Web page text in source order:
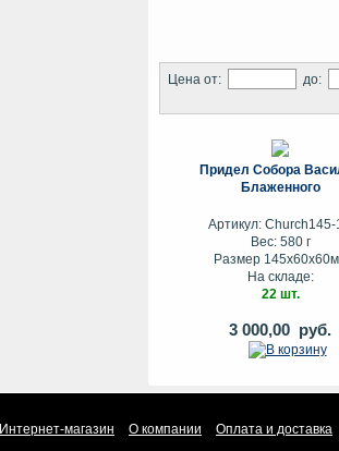
Цена от: до:
Придел Собора
Блаженного
Артикул: Church145-
Вес: 580 г
Размер
На складе:
22 шт.
3 000,00 руб.
Интернет-магазин О компании Оплата и доставка